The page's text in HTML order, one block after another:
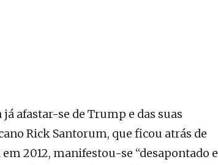
afastar-se de Trump e das suas
Rick Santorum, que ficou atrás de
2012, manifestou-se “desapontado e